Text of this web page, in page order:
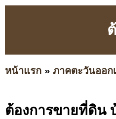
หน้าแรก » ภาคตะวันออก
ต้องการขายที่ดิน